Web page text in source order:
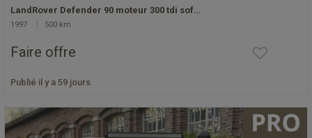
LandRover Defender 90 moteur 300 tdi sof…
1997 500 km
Faire offre
Publié il y a 59 jours